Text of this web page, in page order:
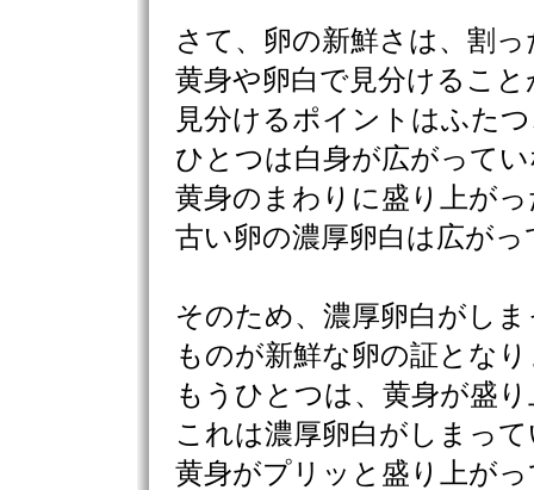
さて、卵の新鮮さは、割っ
黄身や卵白で見分けるこ
見分けるポイントはふた
ひとつは白身が広がって
黄身のまわりに盛り上が
古い卵の濃厚卵白は広が
そのため、濃厚卵白がし
ものが新鮮な卵の証とな
もうひとつは、黄身が盛
これは濃厚卵白がしまっ
黄身がプリッと盛り上が